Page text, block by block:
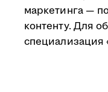
маркетинга —
контенту. Для
специализация